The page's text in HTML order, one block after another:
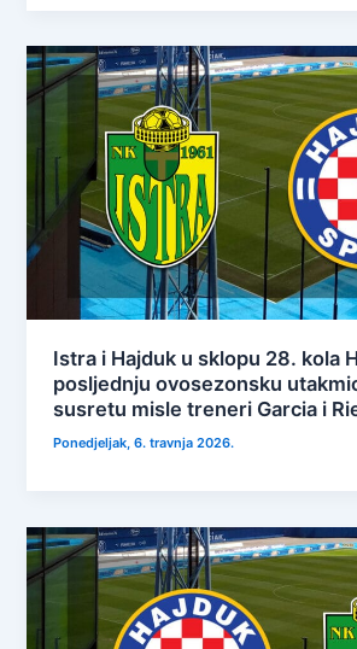
Istra i Hajduk u sklopu 28. kola
posljednju ovosezonsku
susretu misle treneri Garcia i
Ponedjeljak, 6. travnja 2026.